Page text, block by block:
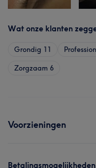
Wat onze klanten
Grondig 11
Zorgzaam 6
Voorzieningen
Betalingsmogelijkheden